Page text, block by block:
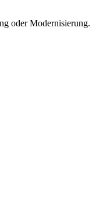
oder Modernisierung.